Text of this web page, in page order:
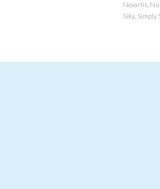
Novartis,
Sika,